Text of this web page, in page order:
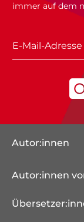
immer auf dem
E-Mail-Adresse
Autor:innen
Autor:innen